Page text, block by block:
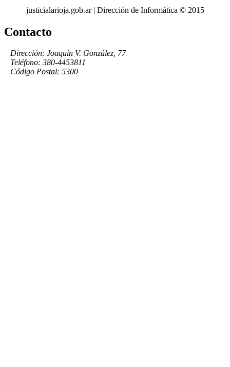
justicialarioja.gob.ar | Dirección de Informática © 2015
Contacto
Dirección: Joaquín V. González, 77
Teléfono: 380-4453811
Código Postal: 5300